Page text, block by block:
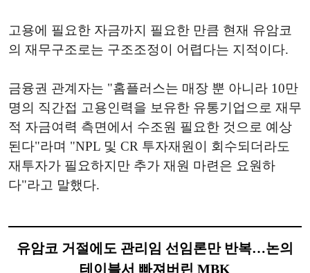
고용에 필요한 자금까지 필요한 만큼 현재 유암코
의 재무구조로는 구조조정이 어렵다는 지적이다.
금융권 관계자는 "홈플러스는 매장 뿐 아니라 10만
명의 직간접 고용인력을 보유한 유통기업으로 재무
적 자금여력 측면에서 수조원 필요한 것으로 예상
된다"라며 "NPL 및 CR 투자재원이 회수되더라도
재투자가 필요하지만 추가 재원 마련은 요원하
다"라고 말했다.
유암코 거절에도 관리임 선임론만 반복…논의
테이블서 빠져버린 MBK